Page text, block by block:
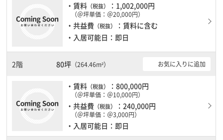
・賃料 （税抜） ：1,002,000円
（＠坪単価：＠20,000円）
・共益費 （税抜）
：賃料に含む
・入居可能日：即日
2階 80坪 （264.46m²） お気に入りに追加
・賃料 （税抜） ：800,000円
（＠坪単価：＠10,000円）
・共益費 （税抜） ：240,000円
（＠坪単価：＠3,000円）
・入居可能日：即日